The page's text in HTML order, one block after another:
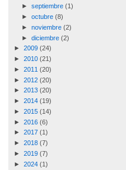
► septiembre (1)
► octubre (8)
► noviembre (2)
► diciembre (2)
► 2009 (24)
► 2010 (21)
► 2011 (20)
► 2012 (20)
► 2013 (20)
► 2014 (19)
► 2015 (14)
► 2016 (6)
► 2017 (1)
► 2018 (7)
► 2019 (7)
► 2024 (1)